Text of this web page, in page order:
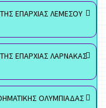
ΕΠΑΡΧΙΑΣ ΛΕΜΕΣΟΥ
ΕΠΑΡΧΙΑΣ ΛΑΡΝΑΚΑΣ
ΟΛΥΜΠΙΑΔΑΣ